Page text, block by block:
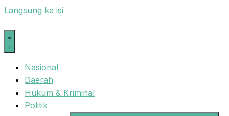
Langsung ke isi
Nasional
Daerah
Hukum & Kriminal
Politik